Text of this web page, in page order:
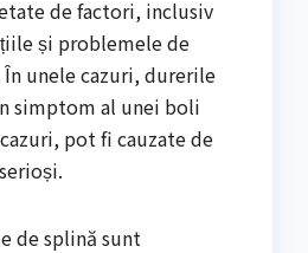
de factori, inclusiv
și problemele de
unele cazuri, durerile
simptom al unei boli
pot fi cauzate de
de splină sunt